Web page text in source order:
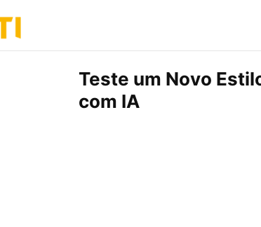
Teste um Novo
com IA